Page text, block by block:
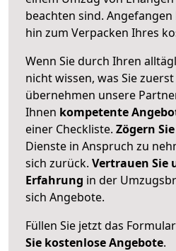
beachten sind. Angefangen
hin zum Verpacken Ihres
Wenn Sie durch Ihren
nicht wissen, was Sie
übernehmen unsere
Ihnen kompetente
einer Checkliste. Zögern
Dienste in Anspruch zu
sich zurück. Vertrauen Sie
Erfahrung in der
sich Angebote.
Füllen Sie jetzt das
Sie kostenlose Angebote.